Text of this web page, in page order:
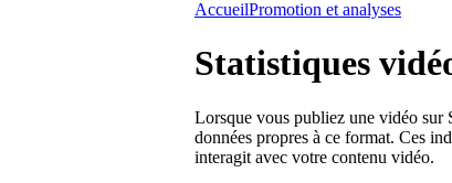
AccueilPromotion et analyses
Statistiques
Lorsque vous publiez une vidéo sur
données propres à ce format. Ces
interagit avec votre contenu vidéo.